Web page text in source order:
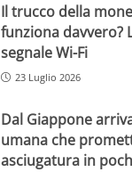
Il trucco della
funziona davvero?
segnale Wi-Fi
23 Luglio 2026
Dal Giappone
umana che
asciugatura in